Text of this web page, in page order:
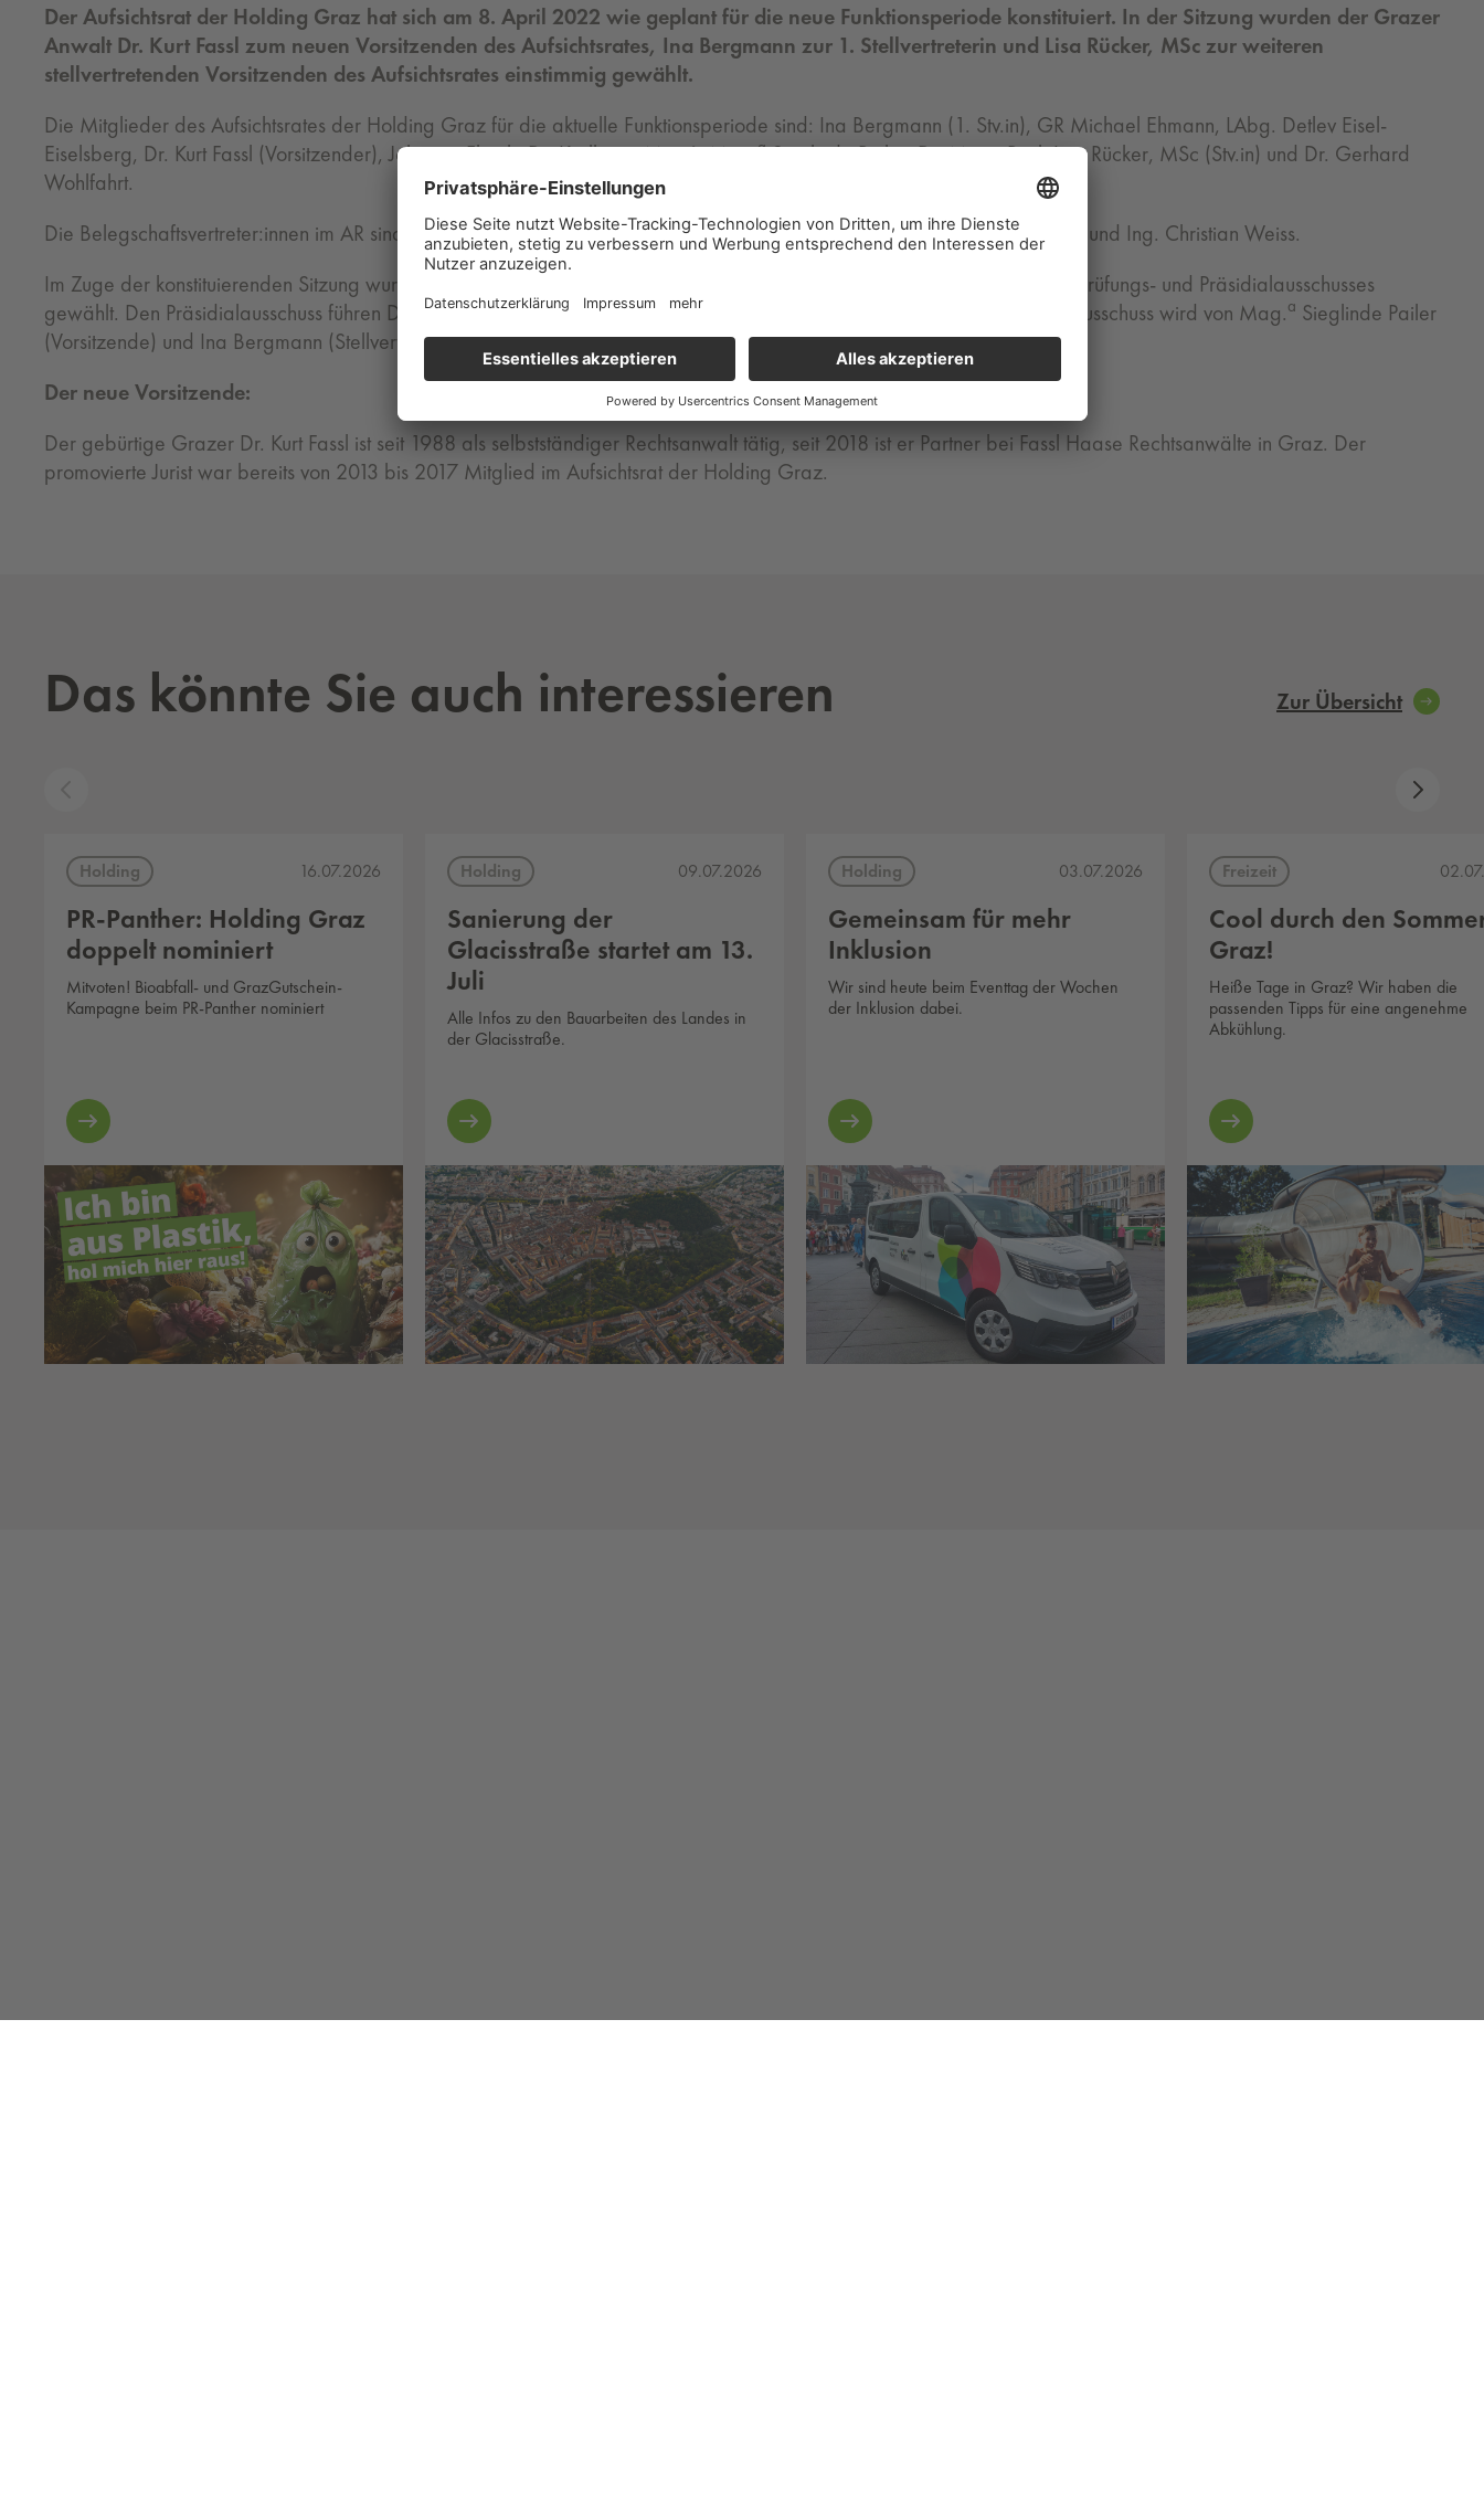
Der Aufsichtsrat der Holding Graz hat sich am 8. April 2022 wie geplant für die neue Funktionsperiode konstituiert. In der Sitzung wurden der Grazer
Anwalt Dr. Kurt Fassl zum neuen Vorsitzenden des Aufsichtsrates, Ina Bergmann zur 1. Stellvertreterin und Lisa Rücker, MSc zur weiteren
stellvertretenden Vorsitzenden des Aufsichtsrates einstimmig gewählt.
Die Mitglieder des Aufsichtsrates der Holding Graz für die aktuelle Funktionsperiode sind: Ina Bergmann (1. Stv.in), GR Michael Ehmann, LAbg. Detlev Eisel-
Eiselsberg, Dr. Kurt Fassl (Vorsitzender), Johanna Flitsch, Dr. Karlheinz Morré, Mag.aSieglinde Pailer, Dr. Mario Pirzl, Lisa Rücker, MSc (Stv.in) und Dr. Gerhard
Wohlfahrt.
Die Belegschaftsvertreter:innen im AR sind: Tamara Juana Benedikt, Wolfgang Rucker, Horst Schachner, Walter Semlitsch und Ing. Christian Weiss.
Im Zuge der konstituierenden Sitzung wurden einstimmig auch die Vorsitzenden sowie stellvertretenden Vorsitzenden des Prüfungs- und Präsidialausschusses
gewählt. Den Präsidialausschuss führen Dr. Kurt Fassl (Vorsitzender) und Ina Bergmann (Stellvertreterin) an, der Prüfungsausschuss wird von Mag.a Sieglinde Pailer
(Vorsitzende) und Ina Bergmann (Stellvertreterin) geleitet.
Der neue Vorsitzende:
Der gebürtige Grazer Dr. Kurt Fassl ist seit 1988 als selbstständiger Rechtsanwalt tätig, seit 2018 ist er Partner bei Fassl Haase Rechtsanwälte in Graz. Der
promovierte Jurist war bereits von 2013 bis 2017 Mitglied im Aufsichtsrat der Holding Graz.
Das könnte Sie auch interessieren Zur Übersicht
Holding 16.07.2026
PR-Panther: Holding Graz
doppelt nominiert
Mitvoten! Bioabfall- und GrazGutschein-
Kampagne beim PR-Panther nominiert
Holding 09.07.2026
Sanierung der
Glacisstraße startet am 13.
Juli
Alle Infos zu den Bauarbeiten des Landes in
der Glacisstraße.
Holding 03.07.2026
Gemeinsam für mehr
Inklusion
Wir sind heute beim Eventtag der Wochen
der Inklusion dabei.
Freizeit
Cool durch den
Graz!
Heiße Tage in Graz? Wir haben die
passenden Tipps für eine angenehme
Abkühlung.